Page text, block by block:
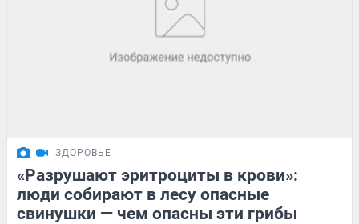
ЗДОРОВЬЕ
«Разрушают эритроциты в крови»:
люди собирают в лесу опасные
свинушки — чем опасны эти грибы